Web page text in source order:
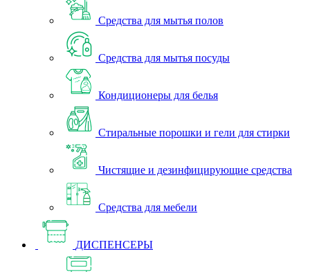
Средства для мытья полов
Средства для мытья посуды
Кондиционеры для белья
Стиральные порошки и гели для стирки
Чистящие и дезинфицирующие средства
Средства для мебели
ДИСПЕНСЕРЫ